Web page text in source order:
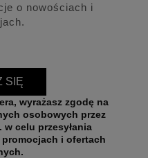
o nowościach i
SIĘ
wyrażasz zgodę na
osobowych przez
i ofertach